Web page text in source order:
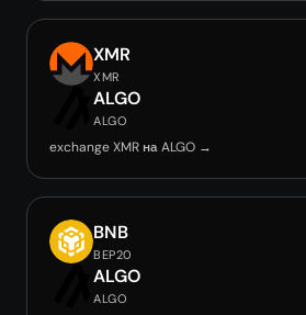
XMR
XMR
ALGO
ALGO
exchange XMR на ALGO →
BNB
BEP20
ALGO
ALGO